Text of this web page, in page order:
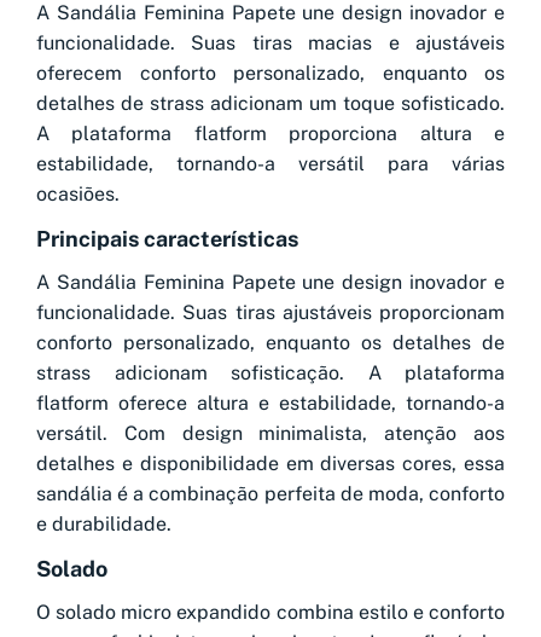
A Sandália Feminina Papete une design inovador e
funcionalidade. Suas tiras macias e ajustáveis
oferecem conforto personalizado, enquanto os
detalhes de strass adicionam um toque sofisticado.
A plataforma flatform proporciona altura e
estabilidade, tornando-a versátil para várias
ocasiões.
Principais características
A Sandália Feminina Papete une design inovador e
funcionalidade. Suas tiras ajustáveis proporcionam
conforto personalizado, enquanto os detalhes de
strass adicionam sofisticação. A plataforma
flatform oferece altura e estabilidade, tornando-a
versátil. Com design minimalista, atenção aos
detalhes e disponibilidade em diversas cores, essa
sandália é a combinação perfeita de moda, conforto
e durabilidade.
Solado
O solado micro expandido combina estilo e conforto